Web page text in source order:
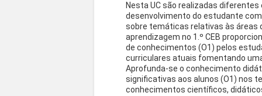
Nesta UC são realizadas
desenvolvimento do estudante
sobre temáticas relativas às áreas
aprendizagem no 1.º CEB
de conhecimentos (O1) pelos
curriculares atuais fomentando
Aprofunda-se o conhecimento
significativas aos alunos (O1) nos
conhecimentos científicos,